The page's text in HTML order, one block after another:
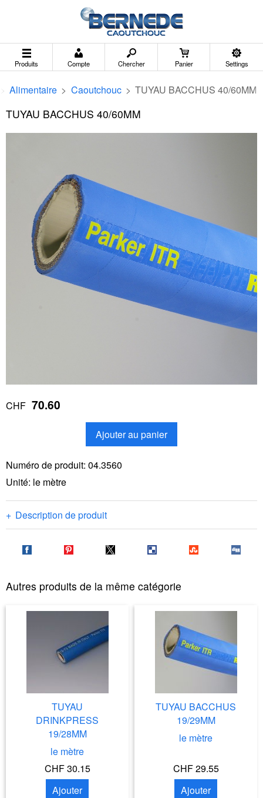
Produits Compte Chercher Panier Settings
> Alimentaire > Caoutchouc > TUYAU BACCHUS 40/60MM
TUYAU BACCHUS 40/60MM
CHF 70.60
Ajouter au panier
Numéro de produit: 04.3560
Unité: le mètre
Description de produit
Autres produits de la même catégorie
TUYAU
DRINKPRESS
19/28MM
le mètre
CHF 30.15
Ajouter
TUYAU BACCHUS
19/29MM
le mètre
CHF 29.55
Ajouter